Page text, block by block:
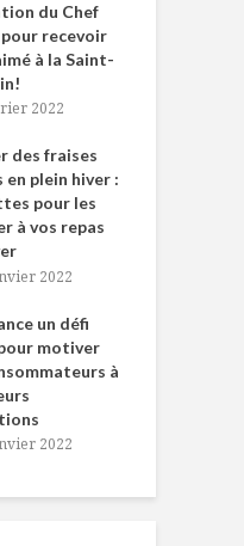
du Chef
pour recevoir
à la Saint-
2022
des fraises
en plein hiver :
pour les
à vos repas
2022
un défi
motiver
à
2022